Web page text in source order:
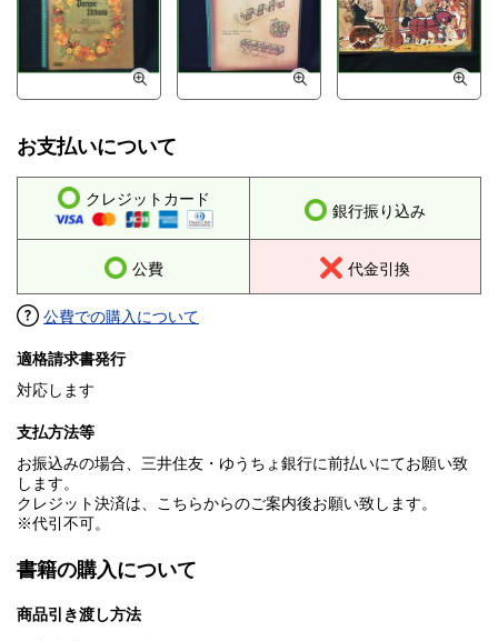
お支払いについて
クレジットカード
銀行振り込み
公費 代金引換
公費での購入について
適格請求書発行
対応します
支払方法等
お振込みの場合、三井住友・ゆうちょ銀行に前払いにてお願い致
します。
クレジット決済は、こちらからのご案内後お願い致します。
※代引不可。
書籍の購入について
商品引き渡し方法